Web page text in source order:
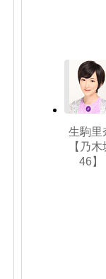
生駒里
【乃木
46】